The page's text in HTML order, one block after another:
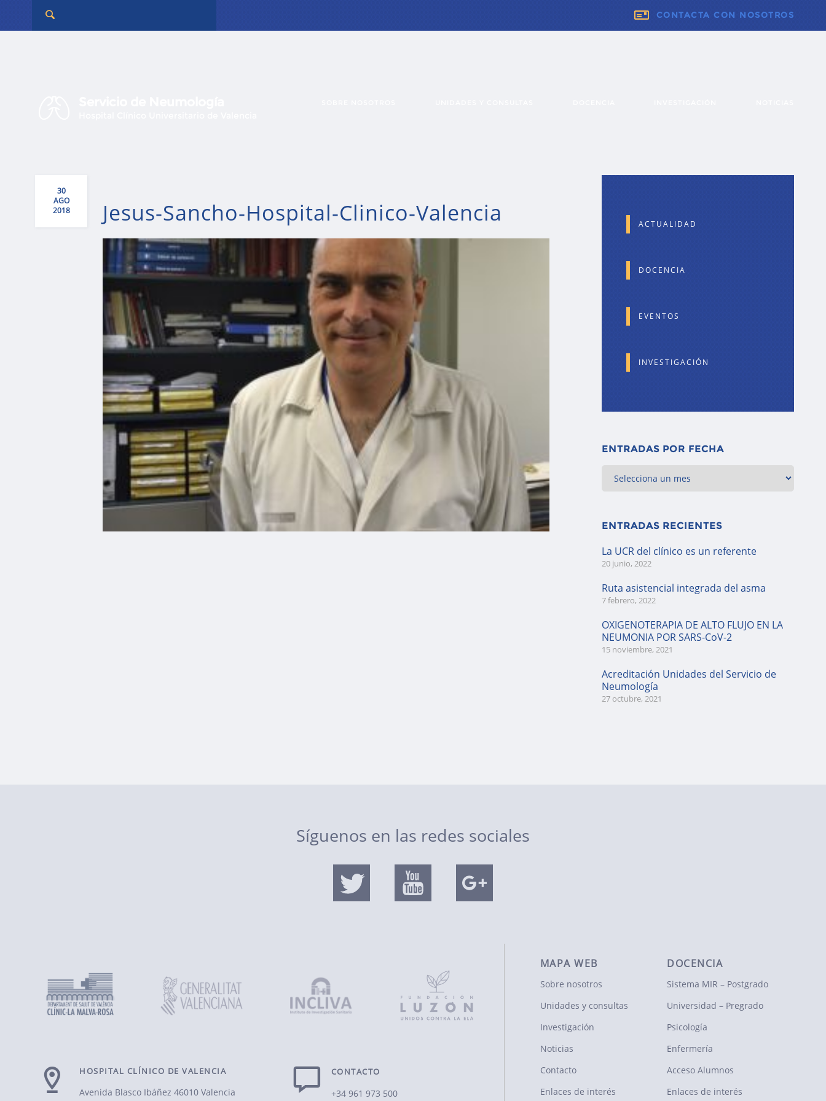
CONTACTA CON NOSOTROS
30
AGO
2018
Jesus-Sancho-Hospital-Clinico-Valencia ACTUALIDAD
DOCENCIA
EVENTOS
INVESTIGACIÓN
ENTRADAS POR FECHA
ENTRADAS RECIENTES
La UCR del clínico es un referente
20 junio, 2022
Ruta asistencial integrada del asma
7 febrero, 2022
OXIGENOTERAPIA DE ALTO FLUJO EN LA
NEUMONIA POR SARS-CoV-2
15 noviembre, 2021
Acreditación Unidades del Servicio de
Neumología
27 octubre, 2021
Síguenos en las redes sociales
HOSPITAL CLÍNICO DE VALENCIA
Avenida Blasco Ibáñez 46010 Valencia
CONTACTO
+34 961 973 500
MAPA WEB
Sobre nosotros
Unidades y consultas
Investigación
Noticias
Contacto
Enlaces de interés
DOCENCIA
Sistema MIR – Postgrado
Universidad – Pregrado
Psicología
Enfermería
Acceso Alumnos
Enlaces de interés